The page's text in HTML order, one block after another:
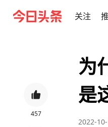
关注
457
为
是
2022-